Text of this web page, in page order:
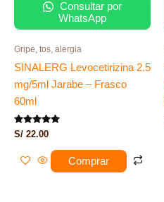
Consultar por
WhatsApp
Gripe, tos, alergia
SINALERG Levocetirizina 2.5
mg/5ml Jarabe – Frasco
60ml
Valorado
con
de 5
S/ 22.00
Comprar